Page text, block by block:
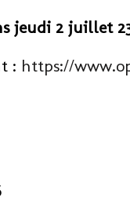
jeudi 2 juillet
: https://